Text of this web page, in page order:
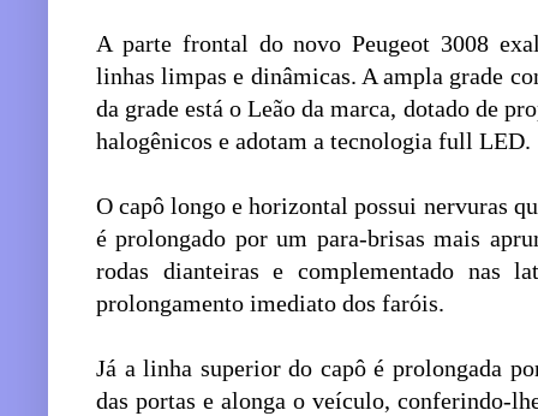
A parte frontal do novo Peugeot 3008
linhas limpas e dinâmicas. A ampla grade
da grade está o Leão da marca, dotado de
halogênicos e adotam a tecnologia full LED.
O capô longo e horizontal possui nervuras
é prolongado por um para-brisas mais
rodas dianteiras e complementado nas
prolongamento imediato dos faróis.
Já a linha superior do capô é prolongada
das portas e alonga o veículo, conferindo-